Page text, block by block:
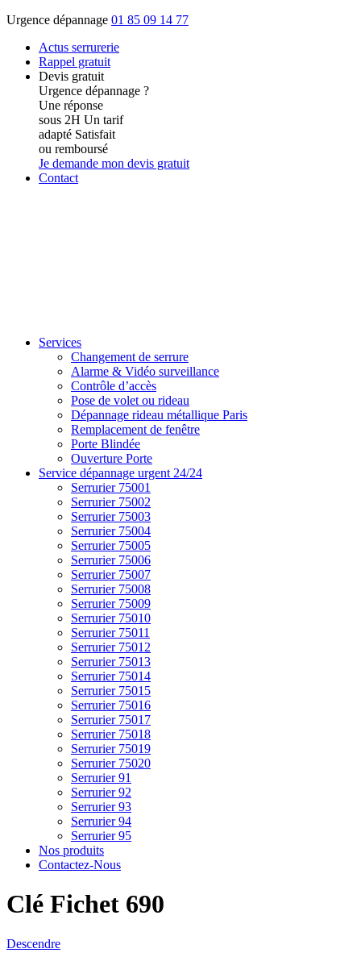
Urgence dépannage 01 85 09 14 77
Actus serrurerie
Rappel gratuit
Devis gratuit
Urgence dépannage ?
Une réponse
sous 2H Un tarif
adapté Satisfait
ou remboursé
Je demande mon devis gratuit
Contact
Services
Changement de serrure
Alarme & Vidéo surveillance
Contrôle d’accès
Pose de volet ou rideau
Dépannage rideau métallique Paris
Remplacement de fenêtre
Porte Blindée
Ouverture Porte
Service dépannage urgent 24/24
Serrurier 75001
Serrurier 75002
Serrurier 75003
Serrurier 75004
Serrurier 75005
Serrurier 75006
Serrurier 75007
Serrurier 75008
Serrurier 75009
Serrurier 75010
Serrurier 75011
Serrurier 75012
Serrurier 75013
Serrurier 75014
Serrurier 75015
Serrurier 75016
Serrurier 75017
Serrurier 75018
Serrurier 75019
Serrurier 75020
Serrurier 91
Serrurier 92
Serrurier 93
Serrurier 94
Serrurier 95
Nos produits
Contactez-Nous
Clé Fichet 690
Descendre